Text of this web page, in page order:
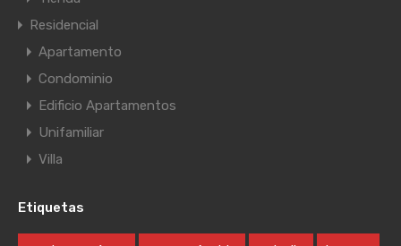
Residencial
Apartamento
Condominio
Edificio Apartamentos
Unifamiliar
Villa
Etiquetas